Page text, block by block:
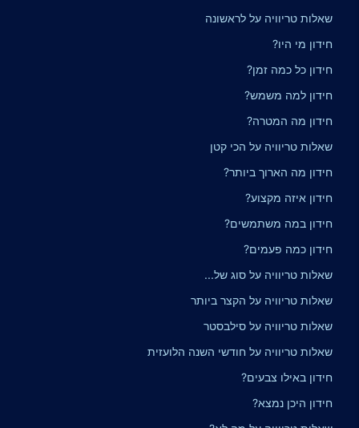
שאלות טריוויה על לראשונה
חידון מי היו?
חידון כל כמה זמן?
חידון למה משמש?
חידון מה המטרה?
שאלות טריוויה על הכי קטן
חידון מה הארוך ביותר?
חידון איזה מקצוע?
חידון במה משתמשים?
חידון כמה פעמים?
שאלות טריוויה על סוג של...
שאלות טריוויה על הקצר ביותר
שאלות טריוויה על סילבסטר
שאלות טריוויה על חודשי השנה הלועזית
חידון באילו צבעים?
חידון היכן נמצא?